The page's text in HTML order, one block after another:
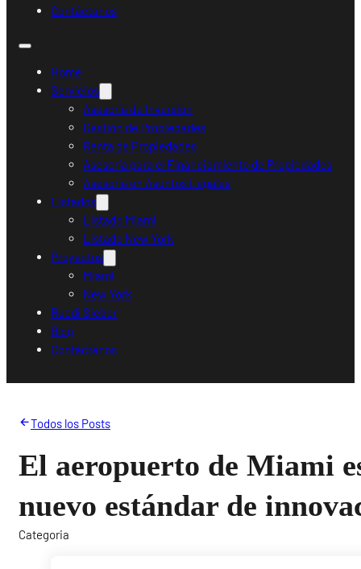
Contáctanos
Home
Servicios
Asesoría de Inversión
Gestión de Propiedades
Renta de Propiedades
Asesoría para el Financiamiento de Propiedades
Asesoría en Asuntos Legales
Listados
Listado Miami
Listado New York
Proyectos
Miami
New York
Ruedi Sieber
Blog
Contáctanos
Todos los Posts
El aeropuerto de Miami
nuevo estándar de
Categoria